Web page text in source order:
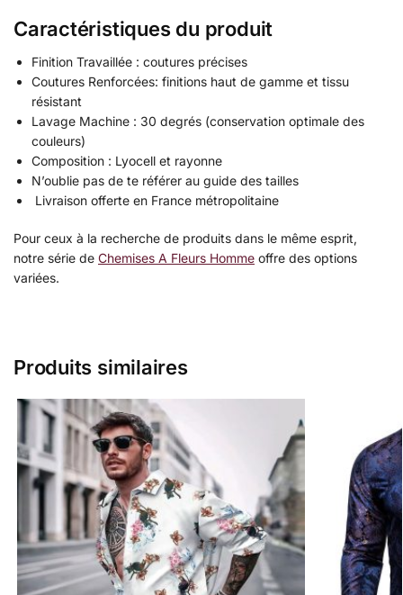
Caractéristiques du produit
Finition Travaillée : coutures précises
Coutures Renforcées: finitions haut de gamme et tissu
résistant
Lavage Machine : 30 degrés (conservation optimale des
couleurs)
Composition : Lyocell et rayonne
N’oublie pas de te référer au guide des tailles
Livraison offerte en France métropolitaine
Pour ceux à la recherche de produits dans le même esprit,
notre série de Chemises A Fleurs Homme offre des options
variées.
Produits similaires